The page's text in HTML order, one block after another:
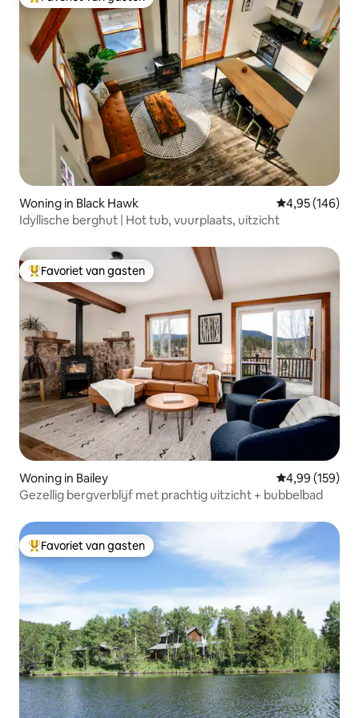
Topfavoriet van gasten
Woning in Black Hawk Gemiddelde
4,95 (146)
Idyllische berghut | Hot tub, vuurplaats, uitzicht
Topfavoriet van gasten
Favoriet van gasten
Woning in Bailey Gemiddelde
4,99 (159)
Gezellig bergverblijf met prachtig uitzicht + bubbelbad
Topfavoriet van gasten
Favoriet van gasten